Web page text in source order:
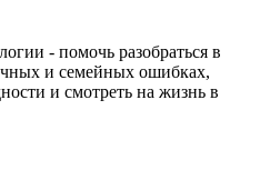
- помочь разобраться в
и семейных ошибках,
и смотреть на жизнь в